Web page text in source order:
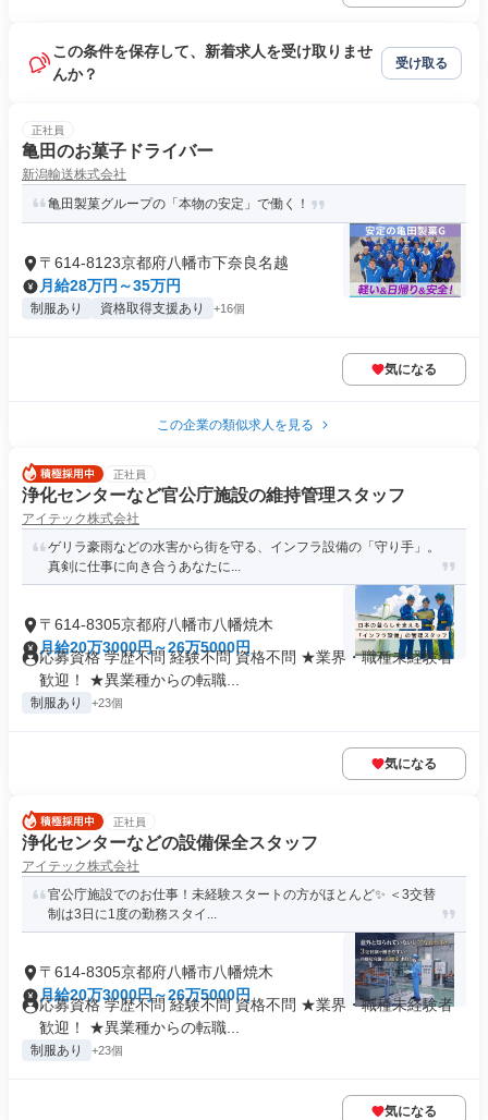
この条件を保存して、新着求人を受け取りませ
んか？
受け取る
正社員
亀田のお菓子ドライバー
新潟輸送株式会社
亀田製菓グループの「本物の安定」で働く！
〒614-8123京都府八幡市下奈良名越
月給28万円～35万円
制服あり 資格取得支援あり +16個
気になる
この企業の類似求人を見る
正社員
浄化センターなど官公庁施設の維持管理スタッフ
アイテック株式会社
ゲリラ豪雨などの水害から街を守る、インフラ設備の「守り手」。
真剣に仕事に向き合うあなたに...
〒614-8305京都府八幡市八幡焼木
月給20万3000円～26万5000円
応募資格 学歴不問 経験不問 資格不問 ★業界・職種未経験者
歓迎！ ★異業種からの転職...
制服あり +23個
気になる
正社員
浄化センターなどの設備保全スタッフ
アイテック株式会社
官公庁施設でのお仕事！未経験スタートの方がほとんど✨️ ＜3交替
制は3日に1度の勤務スタイ...
〒614-8305京都府八幡市八幡焼木
月給20万3000円～26万5000円
応募資格 学歴不問 経験不問 資格不問 ★業界・職種未経験者
歓迎！ ★異業種からの転職...
制服あり +23個
気になる